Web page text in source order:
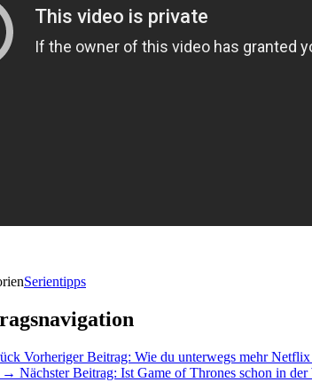
Serientipps
Vorheriger Beitrag: Wie du unterwegs mehr Netflix
→ Nächster Beitrag: Ist Game of Thrones schon in